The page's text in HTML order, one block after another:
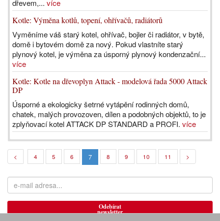
dřevem,... více
Kotle: Výměna kotlů, topení, ohřívačů, radiátorů
Vyměníme váš starý kotel, ohřívač, bojler či radiátor, v bytě,
domě i bytovém domě za nový. Pokud vlastníte starý
plynový kotel, je výměna za úsporný plynový kondenzační...
více
Kotle: Kotle na dřevoplyn Attack - modelová řada 5000 Attack
DP
Úsporné a ekologicky šetrné vytápění rodinných domů,
chatek, malých provozoven, dílen a podobných objektů, to je
zplyňovací kotel ATTACK DP STANDARD a PROFI. více
< 4 5 6 7 8 9 10 11 >
Odebírat
newsletter